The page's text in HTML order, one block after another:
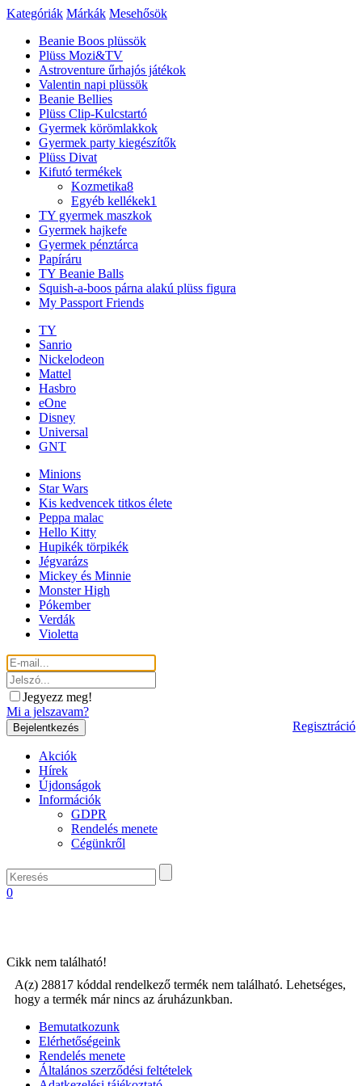
Kategóriák Márkák Mesehősök
Beanie Boos plüssök
Plüss Mozi&TV
Astroventure űrhajós játékok
Valentin napi plüssök
Beanie Bellies
Plüss Clip-Kulcstartó
Gyermek körömlakkok
Gyermek party kiegészítők
Plüss Divat
Kifutó termékek
Kozmetika8
Egyéb kellékek1
TY gyermek maszkok
Gyermek hajkefe
Gyermek pénztárca
Papíráru
TY Beanie Balls
Squish-a-boos párna alakú plüss figura
My Passport Friends
TY
Sanrio
Nickelodeon
Mattel
Hasbro
eOne
Disney
Universal
GNT
Minions
Star Wars
Kis kedvencek titkos élete
Peppa malac
Hello Kitty
Hupikék törpikék
Jégvarázs
Mickey és Minnie
Monster High
Pókember
Verdák
Violetta
Jegyezz meg!
Mi a jelszavam?
Regisztráció
Akciók
Hírek
Újdonságok
Információk
GDPR
Rendelés menete
Cégünkről
0
Cikk nem található!
A(z) 28817 kóddal rendelkező termék nem található. Lehetséges,
hogy a termék már nincs az áruházunkban.
Bemutatkozunk
Elérhetőségeink
Rendelés menete
Általános szerződési feltételek